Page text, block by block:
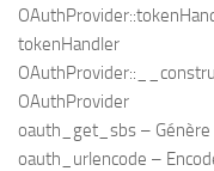
tokenHandler
OAuthProvider
oauth_get_sbs – Génère
oauth_urlencode –